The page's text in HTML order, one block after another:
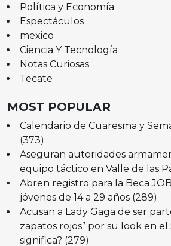
Política y Economía
Espectáculos
mexico
Ciencia Y Tecnología
Notas Curiosas
Tecate
MOST POPULAR
Calendario de Cuaresma y
(373)
Aseguran autoridades
equipo táctico en Valle de las
Abren registro para la Beca
jóvenes de 14 a 29 años (289)
Acusan a Lady Gaga de ser
zapatos rojos” por su look en
significa? (279)